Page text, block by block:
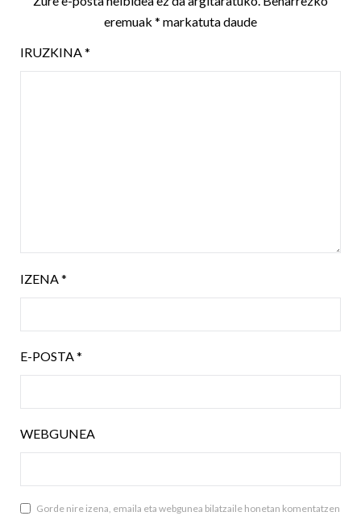
eremuak * markatuta daude
IRUZKINA*
IZENA*
E-POSTA*
WEBGUNEA
Gorde nire izena, emaila eta webgunea bilatzaile honetan komentatzen